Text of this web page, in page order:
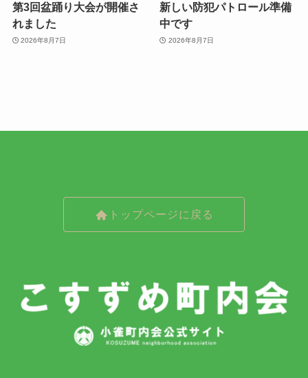
第3回盆踊り大会が開催さ
れました
2026年8月7日
新しい防犯パトロール準備
中です
2026年8月7日
トップページに戻る